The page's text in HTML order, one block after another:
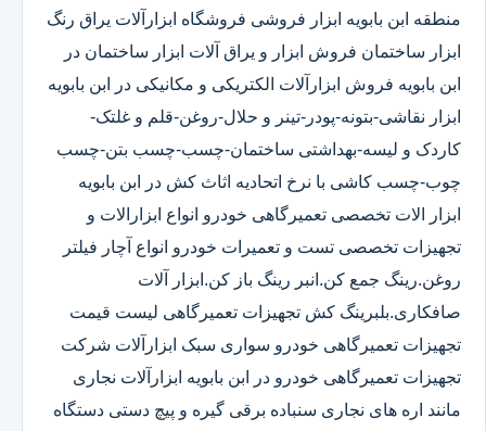
منطقه ابن بابویه ابزار فروشی فروشگاه ابزارآلات یراق رنگ
ابزار ساختمان فروش ابزار و یراق آلات ابزار ساختمان در
ابن بابویه فروش ابزارآلات الکتریکی و مکانیکی در ابن بابویه
ابزار نقاشی-بتونه-پودر-تینر و حلال-روغن-قلم و غلتک-
کاردک و لیسه-بهداشتی ساختمان-چسب-چسب بتن-چسب
چوب-چسب کاشی با نرخ اتحادیه اثاث کش در ابن بابویه
ابزار الات تخصصی تعمیرگاهی خودرو انواع ابزارالات و
تجهیزات تخصصی تست و تعمیرات خودرو انواع آچار فیلتر
روغن.رینگ جمع کن.انبر رینگ باز کن.ابزار آلات
صافکاری.بلبرینگ کش تجهیزات تعمیرگاهی لیست قیمت
تجهیزات تعمیرگاهی خودرو سواری سبک ابزارآلات شرکت
تجهیزات تعمیرگاهی خودرو در ابن بابویه ابزارآلات نجاری
مانند اره های نجاری سنباده برقی گیره و پیچ دستی دستگاه